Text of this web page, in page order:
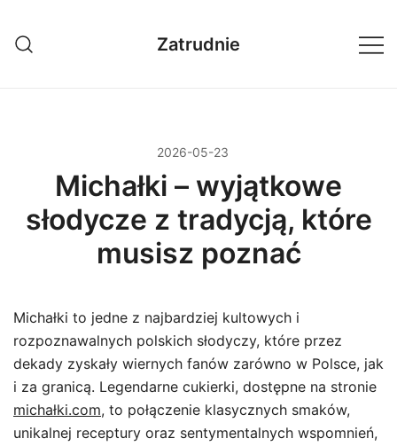
treści
Zatrudnie
2026-05-23
Michałki – wyjątkowe
słodycze z tradycją, które
musisz poznać
Michałki to jedne z najbardziej kultowych i
rozpoznawalnych polskich słodyczy, które przez
dekady zyskały wiernych fanów zarówno w Polsce, jak
i za granicą. Legendarne cukierki, dostępne na stronie
michałki.com, to połączenie klasycznych smaków,
unikalnej receptury oraz sentymentalnych wspomnień,